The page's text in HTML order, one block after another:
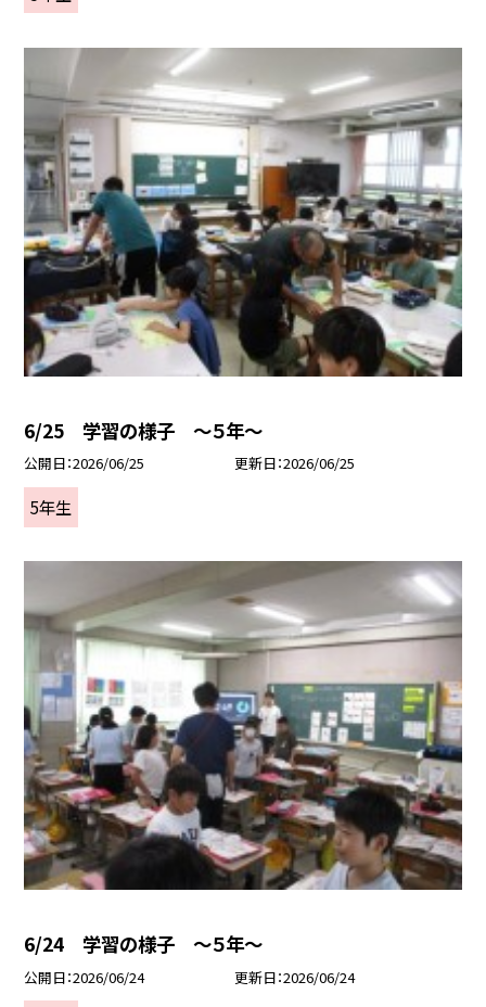
6/25 学習の様子 ～５年～
公開日 2026/06/25 更新日 2026/06/25
5年生
6/24 学習の様子 ～５年～
公開日 2026/06/24 更新日 2026/06/24